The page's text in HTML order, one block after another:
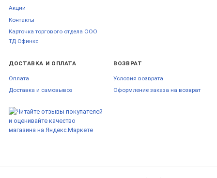
Акции
Контакты
Карточка торгового отдела ООО
ТД Сфинкс
ДОСТАВКА И ОПЛАТА
Оплата
Доставка и самовывоз
ВОЗВРАТ
Условия возврата
Оформление заказа на возврат